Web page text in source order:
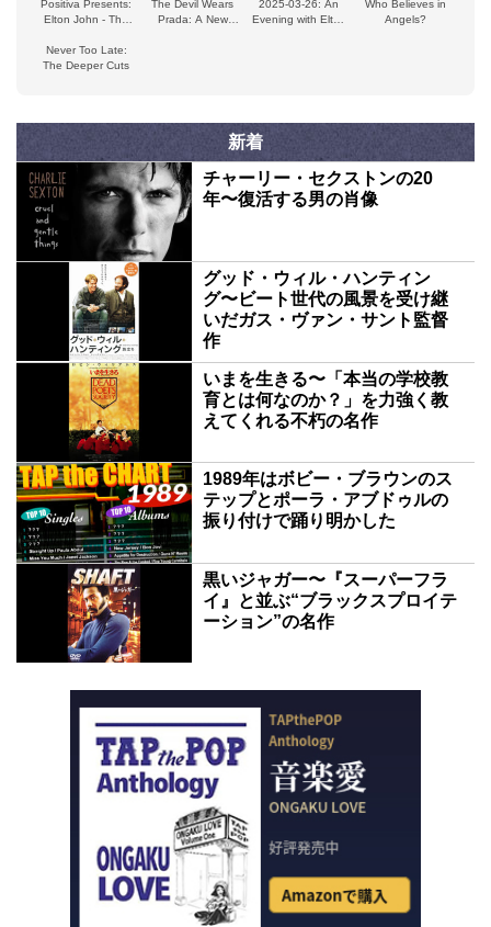
Positiva Presents:
Elton John - The
The Devil Wears
Prada: A New
2025-03-26: An
Evening with Elton
Who Believes in
Angels?
Never Too Late:
The Deeper Cuts
新着
チャーリー・セクストンの20
年〜復活する男の肖像
グッド・ウィル・ハンティン
グ〜ビート世代の風景を受け継
いだガス・ヴァン・サント監督
作
いまを生きる〜「本当の学校教
育とは何なのか？」を力強く教
えてくれる不朽の名作
1989年はボビー・ブラウンのス
テップとポーラ・アブドゥルの
振り付けで踊り明かした
黒いジャガー〜『スーパーフラ
イ』と並ぶ“ブラックスプロイテ
ーション”の名作